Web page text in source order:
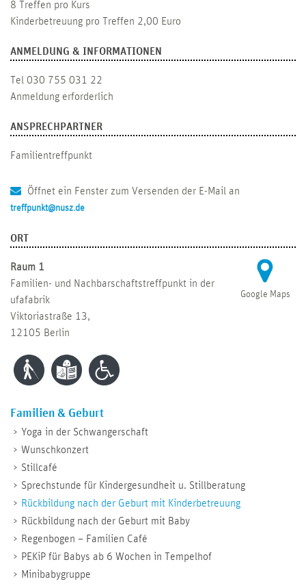
Familien & Geburt
Yoga in der Schwangerschaft
Wunschkonzert
Stillcafé
Sprechstunde für Kindergesundheit u. Stillberatung
Rückbildung nach der Geburt mit Kinderbetreuung
Rückbildung nach der Geburt mit Baby
Regenbogen – Familien Café
PEKiP für Babys ab 6 Wochen in Tempelhof
Minibabygruppe
8 Treffen pro Kurs
Kinderbetreuung pro Treffen 2,00 Euro
ANMELDUNG & INFORMATIONEN
Tel 030 755 031 22
Anmeldung erforderlich
ANSPRECHPARTNER
Familientreffpunkt
Öffnet ein Fenster zum Versenden der E-Mail an
treffpunkt@nusz.de
ORT
Google Maps
Raum 1
Familien- und Nachbarschaftstreffpunkt in der
ufafabrik
Viktoriastraße 13,
12105 Berlin